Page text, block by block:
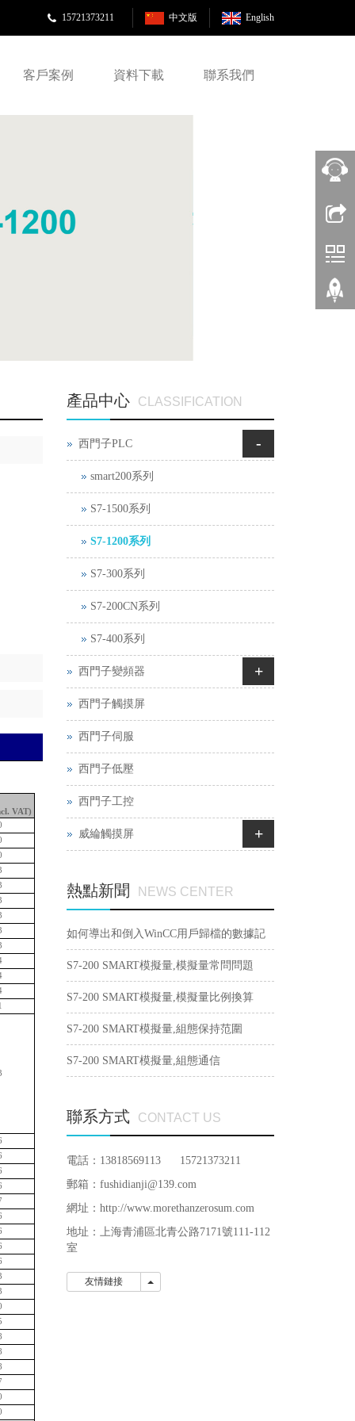
English
中文版
15721373211
客戶案例 資料下載 聯系我們
VAT)
產品中心 CLASSIFICATION
西門子PLC -
smart200系列
S7-1500系列
S7-1200系列
S7-300系列
S7-200CN系列
S7-400系列
西門子變頻器 +
西門子觸摸屏
西門子伺服
西門子低壓
西門子工控
威綸觸摸屏 +
熱點新聞 NEWS CENTER
如何導出和倒入WinCC用戶歸檔的數據記
錄？
S7-200 SMART模擬量,模擬量常問問題
S7-200 SMART模擬量,模擬量比例換算
S7-200 SMART模擬量,組態保持范圍
S7-200 SMART模擬量,組態通信
聯系方式 CONTACT US
電話：13818569113 15721373211
郵箱：fushidianji@139.com
網址：http://www.morethanzerosum.com
地址： 上海青浦區北青公路7171號111-112
室
友情鏈接 友情鏈接